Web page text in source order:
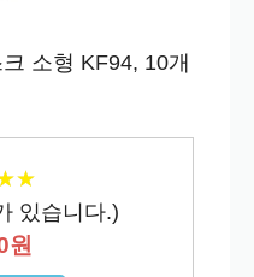
소형 KF94, 10개
★
★
있습니다.)
원